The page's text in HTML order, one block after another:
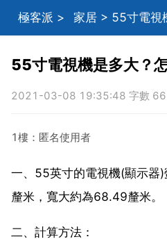
極客派 > 家居 > 55寸電視
55寸電視機是多大？
2021-03-08 19:35:48 字數
1樓：匿名使用者
一、55英寸的電視機(顯示器
釐米，寬大約為68.49釐米。
二、計算方法：